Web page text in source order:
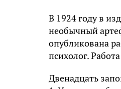
В 1924 году в
необычный
опубликована
психолог.
Двенадцать